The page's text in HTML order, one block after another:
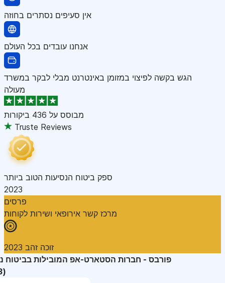
אין סעיפים נסתרים בחוזה
אנחנו עובדים בכל העולם
הגש בקשה לפיצוי במזומן באינטרנט מבלי לבקר במשרד
מעולה
מבוסס על
Truste Reviews
ספק ביטוח הנסיעות הטוב ביותר
2023
פרסים
מרכז קשר אירופאי ושירות לקוחות
זוכה זהב 2023
פורבס - חברות הסטארט-אפ המובילות בביטוח
(2023)